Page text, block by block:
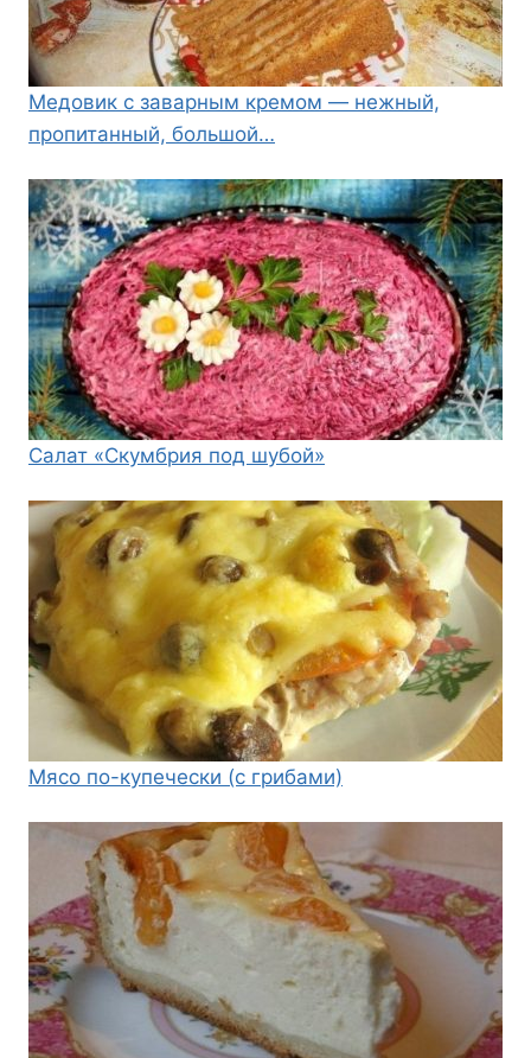
Медовик с заварным кремом — нежный,
пропитанный, большой…
Салат «Скумбрия под шубой»
Мясо по-купечески (с грибами)